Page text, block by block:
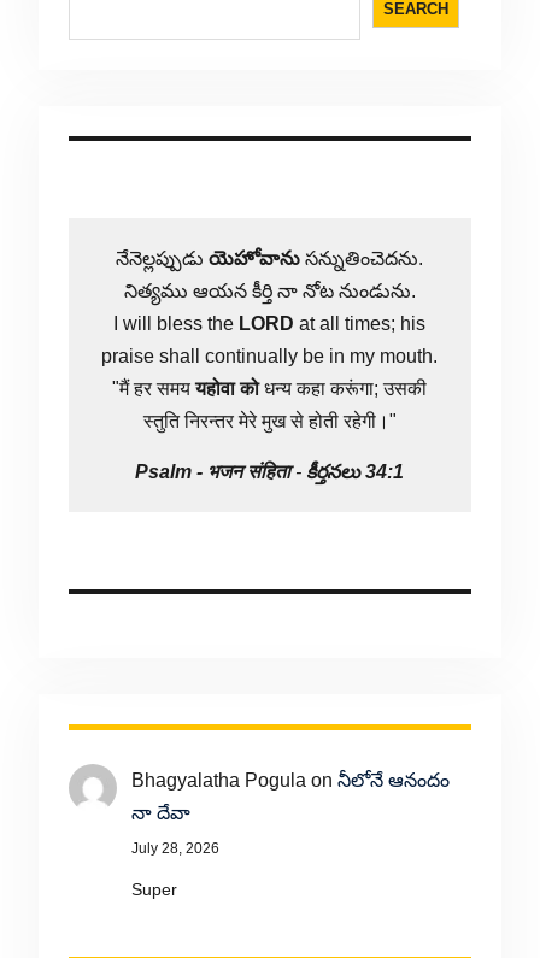
SEARCH
నేనెల్లప్పుడుయెహోవాను సన్నుతించెదను.
నిత్యము ఆయన కీర్తి నా నోట నుండును.
I will bless the LORD at all times; his
praise shall continually be in my mouth.
"मैं हर समययहोवा कोधन्य कहा करूंगा; उसकी
स्तुति निरन्तर मेरे मुख से होती रहेगी।"
Psalm - भजन संहिता- కీర్తనలు 34:1
Bhagyalatha Pogula on నీలోనే ఆనందం
నా దేవా
July 28, 2026
Super